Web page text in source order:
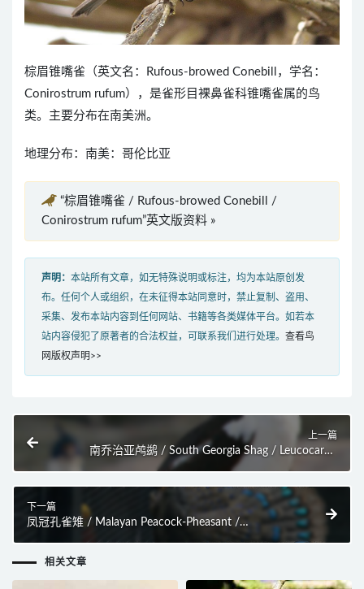
棕眉锥嘴雀（英文名：Rufous-browed Conebill，学名：
Conirostrum rufum），是雀形目裸鼻雀科锥嘴雀属的鸟
类。主要分布在南美洲。
地理分布：南美：哥伦比亚
“棕眉锥嘴雀 / Rufous-browed Conebill /
Conirostrum rufum”英文版资料 »
声明： 本站所有文章，如无特殊说明或标注，均为本站原创发
布。任何个人或组织，在未征得本站同意时，禁止复制、盗用、
采集、发布本站内容到任何网站、书籍等各类媒体平台。如若本
站内容侵犯了原著者的合法权益，可联系我们进行处理。 查看鸟
网版权声明>>
上一篇
南乔治亚鸬鹚 / South Georgia Shag / Leucocarbo
下一篇
凤冠孔雀雉 / Malayan Peacock-Pheasant /
相关文章